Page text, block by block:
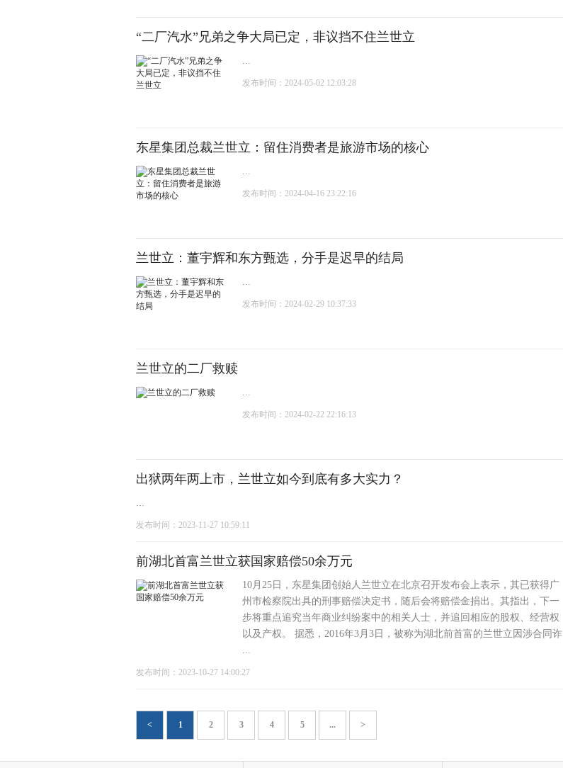
“二厂汽水”兄弟之争大局已定，非议挡不住兰世立
...
发布时间：2024-05-02 12:03:28
东星集团总裁兰世立：留住消费者是旅游市场的核心
...
发布时间：2024-04-16 23:22:16
兰世立：董宇辉和东方甄选，分手是迟早的结局
...
发布时间：2024-02-29 10:37:33
兰世立的二厂救赎
...
发布时间：2024-02-22 22:16:13
出狱两年两上市，兰世立如今到底有多大实力？
...
发布时间：2023-11-27 10:59:11
前湖北首富兰世立获国家赔偿50余万元
10月25日，东星集团创始人兰世立在北京召开发布会上表示，其已获得广
州市检察院出具的刑事赔偿决定书，随后会将赔偿金捐出。其指出，下一
步将重点追究当年商业纠纷案中的相关人士，并追回相应的股权、经营权
以及产权。 据悉，2016年3月3日，被称为湖北前首富的兰世立因涉合同诈
...
发布时间：2023-10-27 14:00:27
< 1 2 3 4 5 ... >